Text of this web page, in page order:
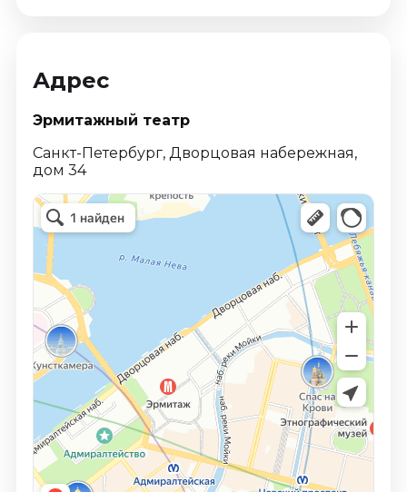
Адрес
Эрмитажный театр
Санкт-Петербург, Дворцовая набережная,
дом 34